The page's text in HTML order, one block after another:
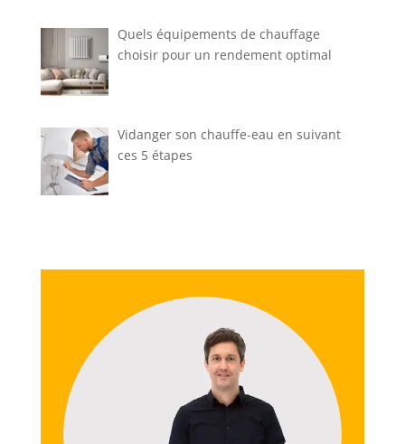
Quels équipements de chauffage
choisir pour un rendement optimal
Vidanger son chauffe-eau en suivant
ces 5 étapes